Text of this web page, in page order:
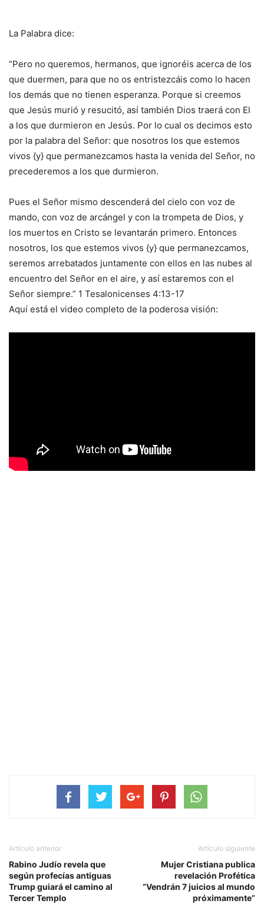
La Palabra dice:
“Pero no queremos, hermanos, que ignoréis acerca de los
que duermen, para que no os entristezcáis como lo hacen
los demás que no tienen esperanza. Porque si creemos
que Jesús murió y resucitó, así también Dios traerá con El
a los que durmieron en Jesús. Por lo cual os decimos esto
por la palabra del Señor: que nosotros los que estemos
vivos {y} que permanezcamos hasta la venida del Señor, no
precederemos a los que durmieron.
Pues el Señor mismo descenderá del cielo con voz de
mando, con voz de arcángel y con la trompeta de Dios, y
los muertos en Cristo se levantarán primero. Entonces
nosotros, los que estemos vivos {y} que permanezcamos,
seremos arrebatados juntamente con ellos en las nubes al
encuentro del Señor en el aire, y así estaremos con el
Señor siempre.” 1 Tesalonicenses 4:13-17
Aquí está el video completo de la poderosa visión:
Artículo anterior
Rabino Judío revela que
según profecías antiguas
Trump guiará el camino al
Tercer Templo
Artículo siguiente
Mujer Cristiana publica
revelación Profética
“Vendrán 7 juicios al mundo
próximamente”